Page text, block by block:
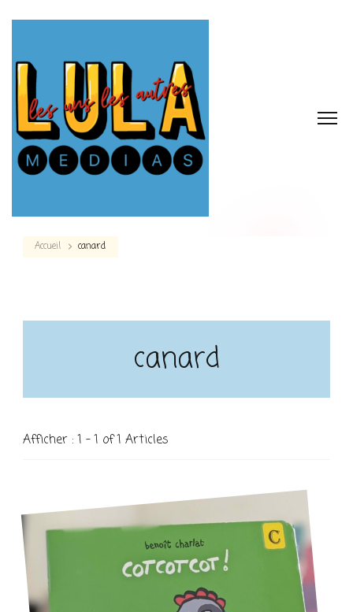
Accueil canard
canard
Afficher : 1 - 1 of 1 Articles